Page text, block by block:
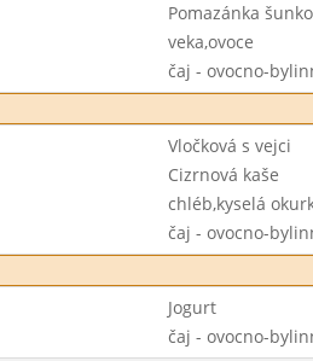
Pomazánka
veka,ovoce
čaj - ovocno-
Vločková s vejci
Cizrnová kaše
chléb,kyselá
čaj - ovocno-
Jogurt
čaj - ovocno-